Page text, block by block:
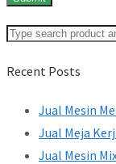
Recent Posts
Jual Mesin
Jual Meja
Jual Mesin